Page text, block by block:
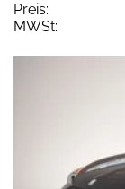
Preis:
MWSt: